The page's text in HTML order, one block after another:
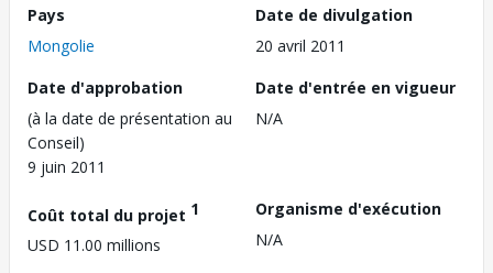
Pays
Mongolie
Date de divulgation
20 avril 2011
Date d'approbation
(à la date de présentation au
Conseil)
9 juin 2011
Date d'entrée en vigueur
N/A
Coût total du projet 1
USD 11.00 millions
Organisme d'exécution
N/A